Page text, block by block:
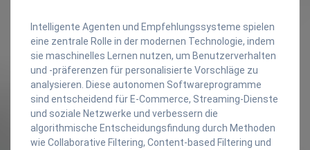
Intelligente Agenten und Empfehlungssysteme spielen
eine zentrale Rolle in der modernen Technologie, indem
sie maschinelles Lernen nutzen, um Benutzerverhalten
und -präferenzen für personalisierte Vorschläge zu
analysieren. Diese autonomen Softwareprogramme
sind entscheidend für E-Commerce, Streaming-Dienste
und soziale Netzwerke und verbessern die
algorithmische Entscheidungsfindung durch Methoden
wie Collaborative Filtering, Content-based Filtering und